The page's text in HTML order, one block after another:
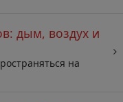
дым, воздух и
на